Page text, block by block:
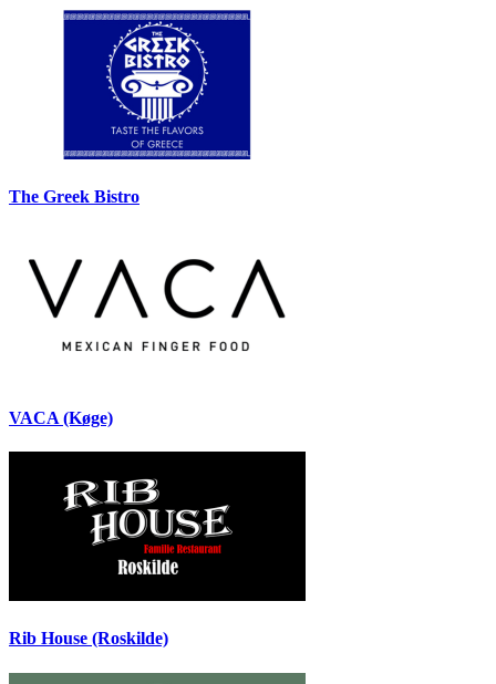
The Greek Bistro
VACA (Køge)
Rib House (Roskilde)